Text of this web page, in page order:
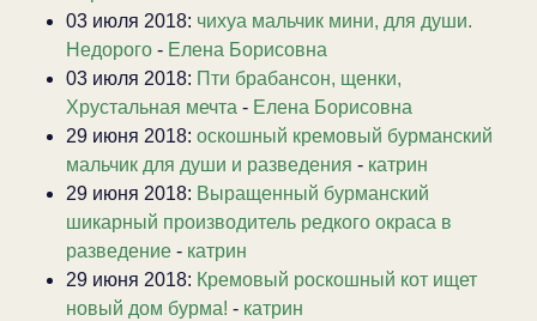
03 июля 2018: чихуа мальчик мини, для души.
Недорого - Елена Борисовна
03 июля 2018: Пти брабансон, щенки,
Хрустальная мечта - Елена Борисовна
29 июня 2018: оскошный кремовый бурманский
мальчик для души и разведения - катрин
29 июня 2018: Выращенный бурманский
шикарный производитель редкого окраса в
разведение - катрин
29 июня 2018: Кремовый роскошный кот ищет
новый дом бурма! - катрин